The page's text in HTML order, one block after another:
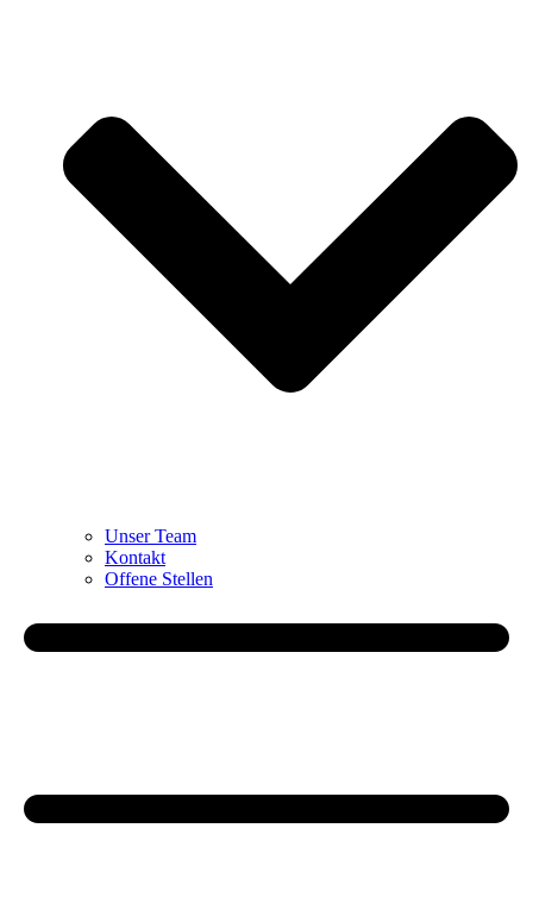
Unser Team
Kontakt
Offene Stellen